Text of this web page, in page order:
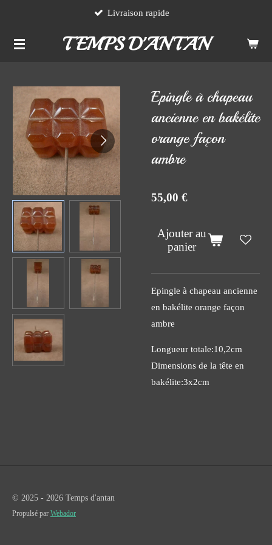
contenu
TEMPS D'ANTAN
Epingle à chapeau
ancienne en bakélite
orange façon
ambre
55,00 €
Ajouter au
panier
Epingle à chapeau ancienne
en bakélite orange façon
ambre
Longueur totale:10,2cm
Dimensions de la tête en
bakélite:3x2cm
© 2025 - 2026 Temps d'antan
Propulsé par Webador